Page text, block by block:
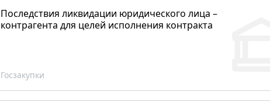
Последствия ликвидации юридического лица –
контрагента для целей исполнения контракта
Госзакупки